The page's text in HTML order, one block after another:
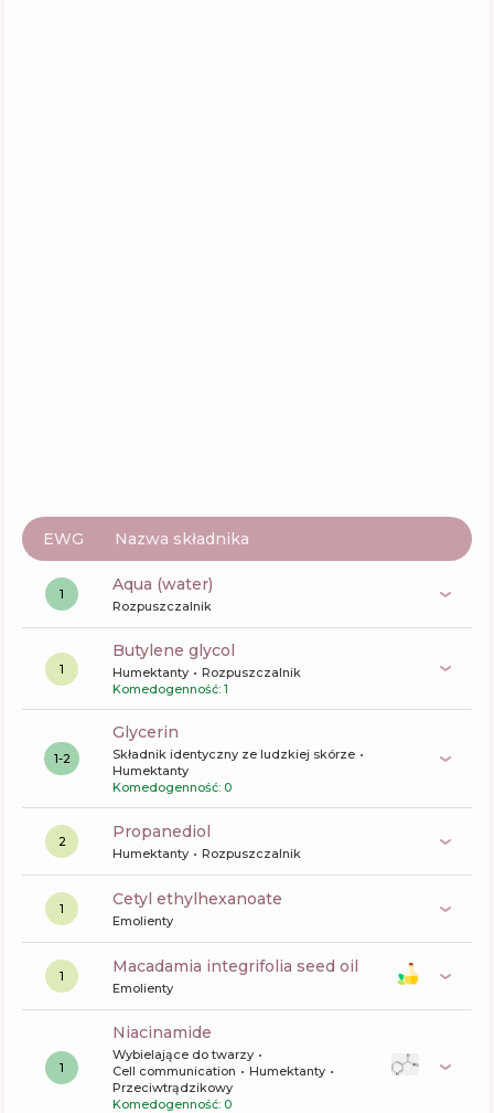
EWG Nazwa składnika
1 aqua (water)
Rozpuszczalnik
1
butylene glycol
Humektanty
Rozpuszczalnik
Komedogenność: 1
1-2
glycerin
Składnik identyczny ze ludzkiej skórze
Humektanty
Komedogenność: 0
2 propanediol
Humektanty Rozpuszczalnik
1 cetyl ethylhexanoate
Emolienty
1 macadamia integrifolia seed oil
Emolienty
1
niacinamide
Wybielające do twarzy
Cell communication
Humektanty
Przeciwtrądzikowy
Komedogenność: 0